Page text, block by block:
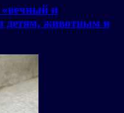
и
детям, животным и